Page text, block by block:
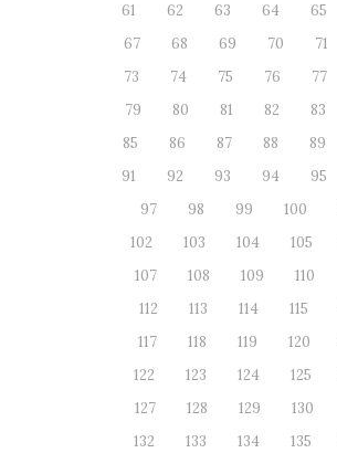
61
62 63 64 65
67
68 69 70 71
73
74 75 76 77
79
80 81 82 83
85
86 87 88 89
91
92 93 94 95
97
98 99 100
102
103 104 105
107
108 109 110
112
113 114 115
117
118 119 120
122
123 124 125
127
128 129 130
132
133 134 135